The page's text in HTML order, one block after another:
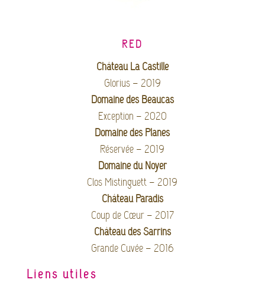
RED
Château La Castille
Glorius – 2019
Domaine des Beaucas
Exception – 2020
Domaine des Planes
Réservée – 2019
Domaine du Noyer
Clos Mistinguett – 2019
Château Paradis
Coup de Cœur – 2017
Château des Sarrins
Grande Cuvée – 2016
Liens utiles